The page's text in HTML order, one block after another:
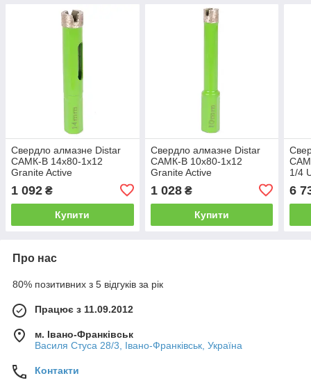
Свердло алмазне Distar
САМК-B 14x80-1x12
Granite Active
1 092 ₴
Купити
Свердло алмазне Distar
САМК-B 10x80-1x12
Granite Active
1 028₴
Купити
1/4
6
Про нас
80% позитивних з 5 відгуків за рік
Працює з 11.09.2012
м. Івано-Франківськ
Василя Стуса 28/3, Івано-Франківськ, Україна
Контакти